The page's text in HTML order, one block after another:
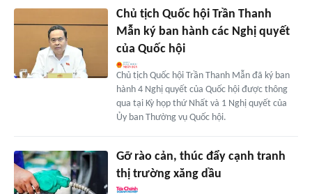
Chủ tịch Quốc hội Trần Thanh
Mẫn ký ban hành các Nghị quyết
của Quốc hội
Chủ tịch Quốc hội Trần Thanh Mẫn đã ký ban
hành 4 Nghị quyết của Quốc hội được thông
qua tại Kỳ họp thứ Nhất và 1 Nghị quyết của
Ủy ban Thường vụ Quốc hội.
Gỡ rào cản, thúc đẩy cạnh tranh
thị trường xăng dầu